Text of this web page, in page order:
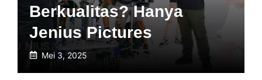
Berkualitas? Hanya
Jenius Pictures
Mei 3, 2025